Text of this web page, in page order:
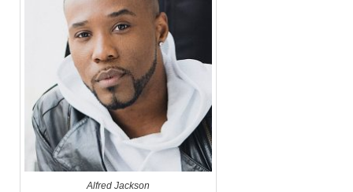
Alfred Jackson